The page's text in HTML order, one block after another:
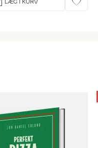
LÆG I KURV